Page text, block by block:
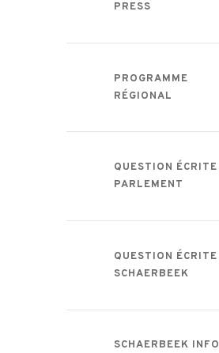
PRESS
PROGRAMME
RÉGIONAL
QUESTION ÉCRITE
PARLEMENT
QUESTION ÉCRITE
SCHAERBEEK
SCHAERBEEK INFO